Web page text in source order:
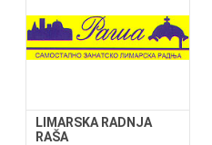
LIMARSKA RADNJA
RAŠA